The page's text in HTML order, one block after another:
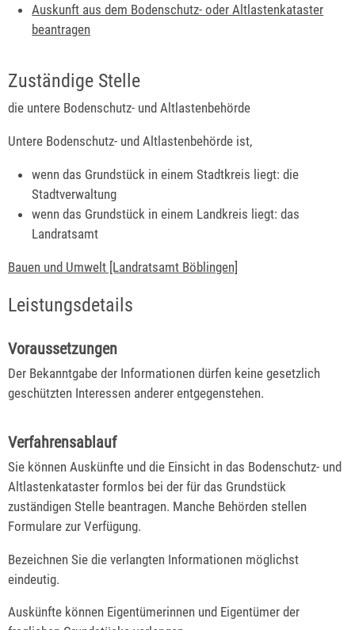
Auskunft aus dem Bodenschutz- oder Altlastenkataster
beantragen
Zuständige Stelle
die untere Bodenschutz- und Altlastenbehörde
Untere Bodenschutz- und Altlastenbehörde ist,
wenn das Grundstück in einem Stadtkreis liegt: die
Stadtverwaltung
wenn das Grundstück in einem Landkreis liegt: das
Landratsamt
Bauen und Umwelt [Landratsamt Böblingen]
Leistungsdetails
Voraussetzungen
Der Bekanntgabe der Informationen dürfen keine gesetzlich
geschützten Interessen anderer entgegenstehen.
Verfahrensablauf
Sie können Auskünfte und die Einsicht in das Bodenschutz- und
Altlastenkataster formlos bei der für das Grundstück
zuständigen Stelle beantragen. Manche Behörden stellen
Formulare zur Verfügung.
Bezeichnen Sie die verlangten Informationen möglichst
eindeutig.
Auskünfte können Eigentümerinnen und Eigentümer der